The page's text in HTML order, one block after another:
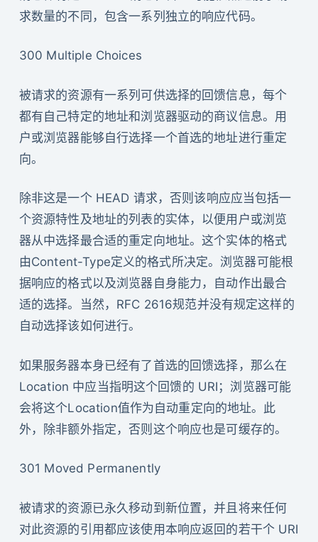
求数量的不同，包含一系列独立的响应代码。
300 Multiple Choices
被请求的资源有一系列可供选择的回馈信息，每个
都有自己特定的地址和浏览器驱动的商议信息。用
户或浏览器能够自行选择一个首选的地址进行重定
向。
除非这是一个 HEAD 请求，否则该响应应当包括一
个资源特性及地址的列表的实体，以便用户或浏览
器从中选择最合适的重定向地址。这个实体的格式
由Content-Type定义的格式所决定。浏览器可能根
据响应的格式以及浏览器自身能力，自动作出最合
适的选择。当然，RFC 2616规范并没有规定这样的
自动选择该如何进行。
如果服务器本身已经有了首选的回馈选择，那么在
Location 中应当指明这个回馈的 URI；浏览器可能
会将这个Location值作为自动重定向的地址。此
外，除非额外指定，否则这个响应也是可缓存的。
301 Moved Permanently
被请求的资源已永久移动到新位置，并且将来任何
对此资源的引用都应该使用本响应返回的若干个 URI